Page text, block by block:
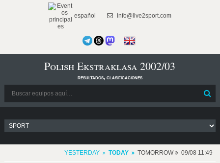
español info@live2sport.com
Polish Ekstraklasa 2002/03
resultados, clasificaciones
YESTERDAY TODAY TOMORROW 09/08 11:49